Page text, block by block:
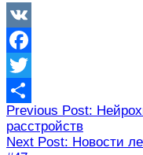
VK
Facebook
Twitter
Отправить
Навигация
по
Previous Post:
расстройств
Next Post: Новости